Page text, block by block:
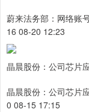
蔚来法务部：网络账
16 08-20 12:23
晶晨股份：公司芯片
晶晨股份：公司芯片
0 08-15 17:15